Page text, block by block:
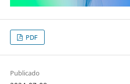
PDF
Publicado